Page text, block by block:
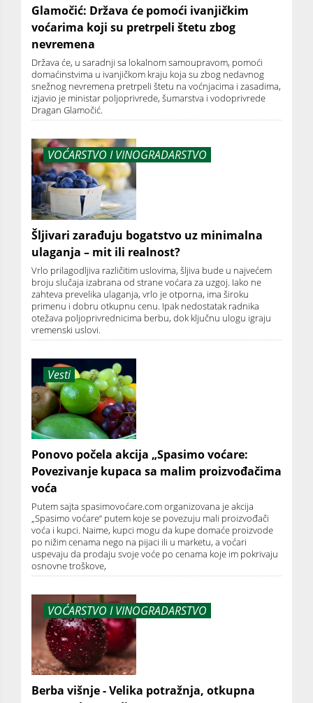
Glamočić: Država će pomoći ivanjičkim
voćarima koji su pretrpeli štetu zbog
nevremena
Država će, u saradnji sa lokalnom samoupravom, pomoći
domaćinstvima u ivanjičkom kraju koja su zbog nedavnog
snežnog nevremena pretrpeli štetu na voćnjacima i zasadima,
izjavio je ministar poljoprivrede, šumarstva i vodoprivrede
Dragan Glamočić.
VOĆARSTVO I VINOGRADARSTVO
Šljivari zarađuju bogatstvo uz minimalna
ulaganja – mit ili realnost?
Vrlo prilagodljiva različitim uslovima, šljiva bude u najvećem
broju slučaja izabrana od strane voćara za uzgoj. Iako ne
zahteva prevelika ulaganja, vrlo je otporna, ima široku
primenu i dobru otkupnu cenu. Ipak nedostatak radnika
otežava poljoprivrednicima berbu, dok ključnu ulogu igraju
vremenski uslovi.
Vesti
Ponovo počela akcija „Spasimo voćare:
Povezivanje kupaca sa malim proizvođačima
voća
Putem sajta spasimovoćare.com organizovana je akcija
„Spasimo voćare“ putem koje se povezuju mali proizvođači
voća i kupci. Naime, kupci mogu da kupe domaće proizvode
po nižim cenama nego na pijaci ili u marketu, a voćari
uspevaju da prodaju svoje voće po cenama koje im pokrivaju
osnovne troškove,
VOĆARSTVO I VINOGRADARSTVO
Berba višnje - Velika potražnja, otkupna